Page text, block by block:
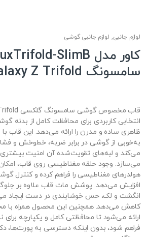
لوازم جانبی, لوازم جانبی گوشی
سامسونگ Galaxy Z Trifold
انتخابی کاربردی برای محافظت کامل از بدنه
ظاهری ساده و مدرن را ارائه می‌دهد. این قاب با
به‌خوبی از گوشی در برابر ضربه، خط‌وخش و
می‌کند و لبه‌های تقویت‌شده آن امنیت بیشتری
می‌سازد. وجود حلقه مغناطیسی روی قاب، امکان
هولدرهای مغناطیسی را فراهم کرده و کنترل
افزایش می‌دهد. پوشش مات قاب علاوه بر
انگشت و لک، حس خوشایندی در دست ایجاد
کاهش می‌دهد. همچنین این محصول همراه با
ارائه می‌شود تا محافظتی کامل و یکپارچه
فراهم شود، بدون اینکه دسترسی به پورت‌ها،